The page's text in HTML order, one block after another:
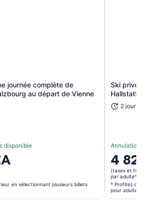
journée complète de
au départ de Vienne
disponible
en sélectionnant plusieurs billets
S’ouvre dans un nouvel onglet
Ski privé
Hallstatt
2 jours
Annulation
Le
prix
est
de 4 828
par
4
(taxes et frais
par adulte*
* Profitez d’un
pour adultes.